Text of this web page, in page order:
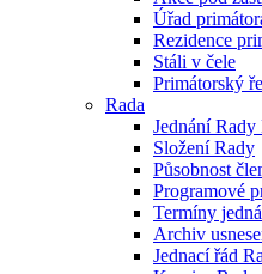
Úřad
Rezidence
Stáli v čele
Primátorský
Rada
Jednání
Složení Rady
Působnost
Programové
Termíny
Archiv
Jednací řád